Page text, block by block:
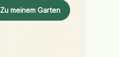
Zu meinem Garten